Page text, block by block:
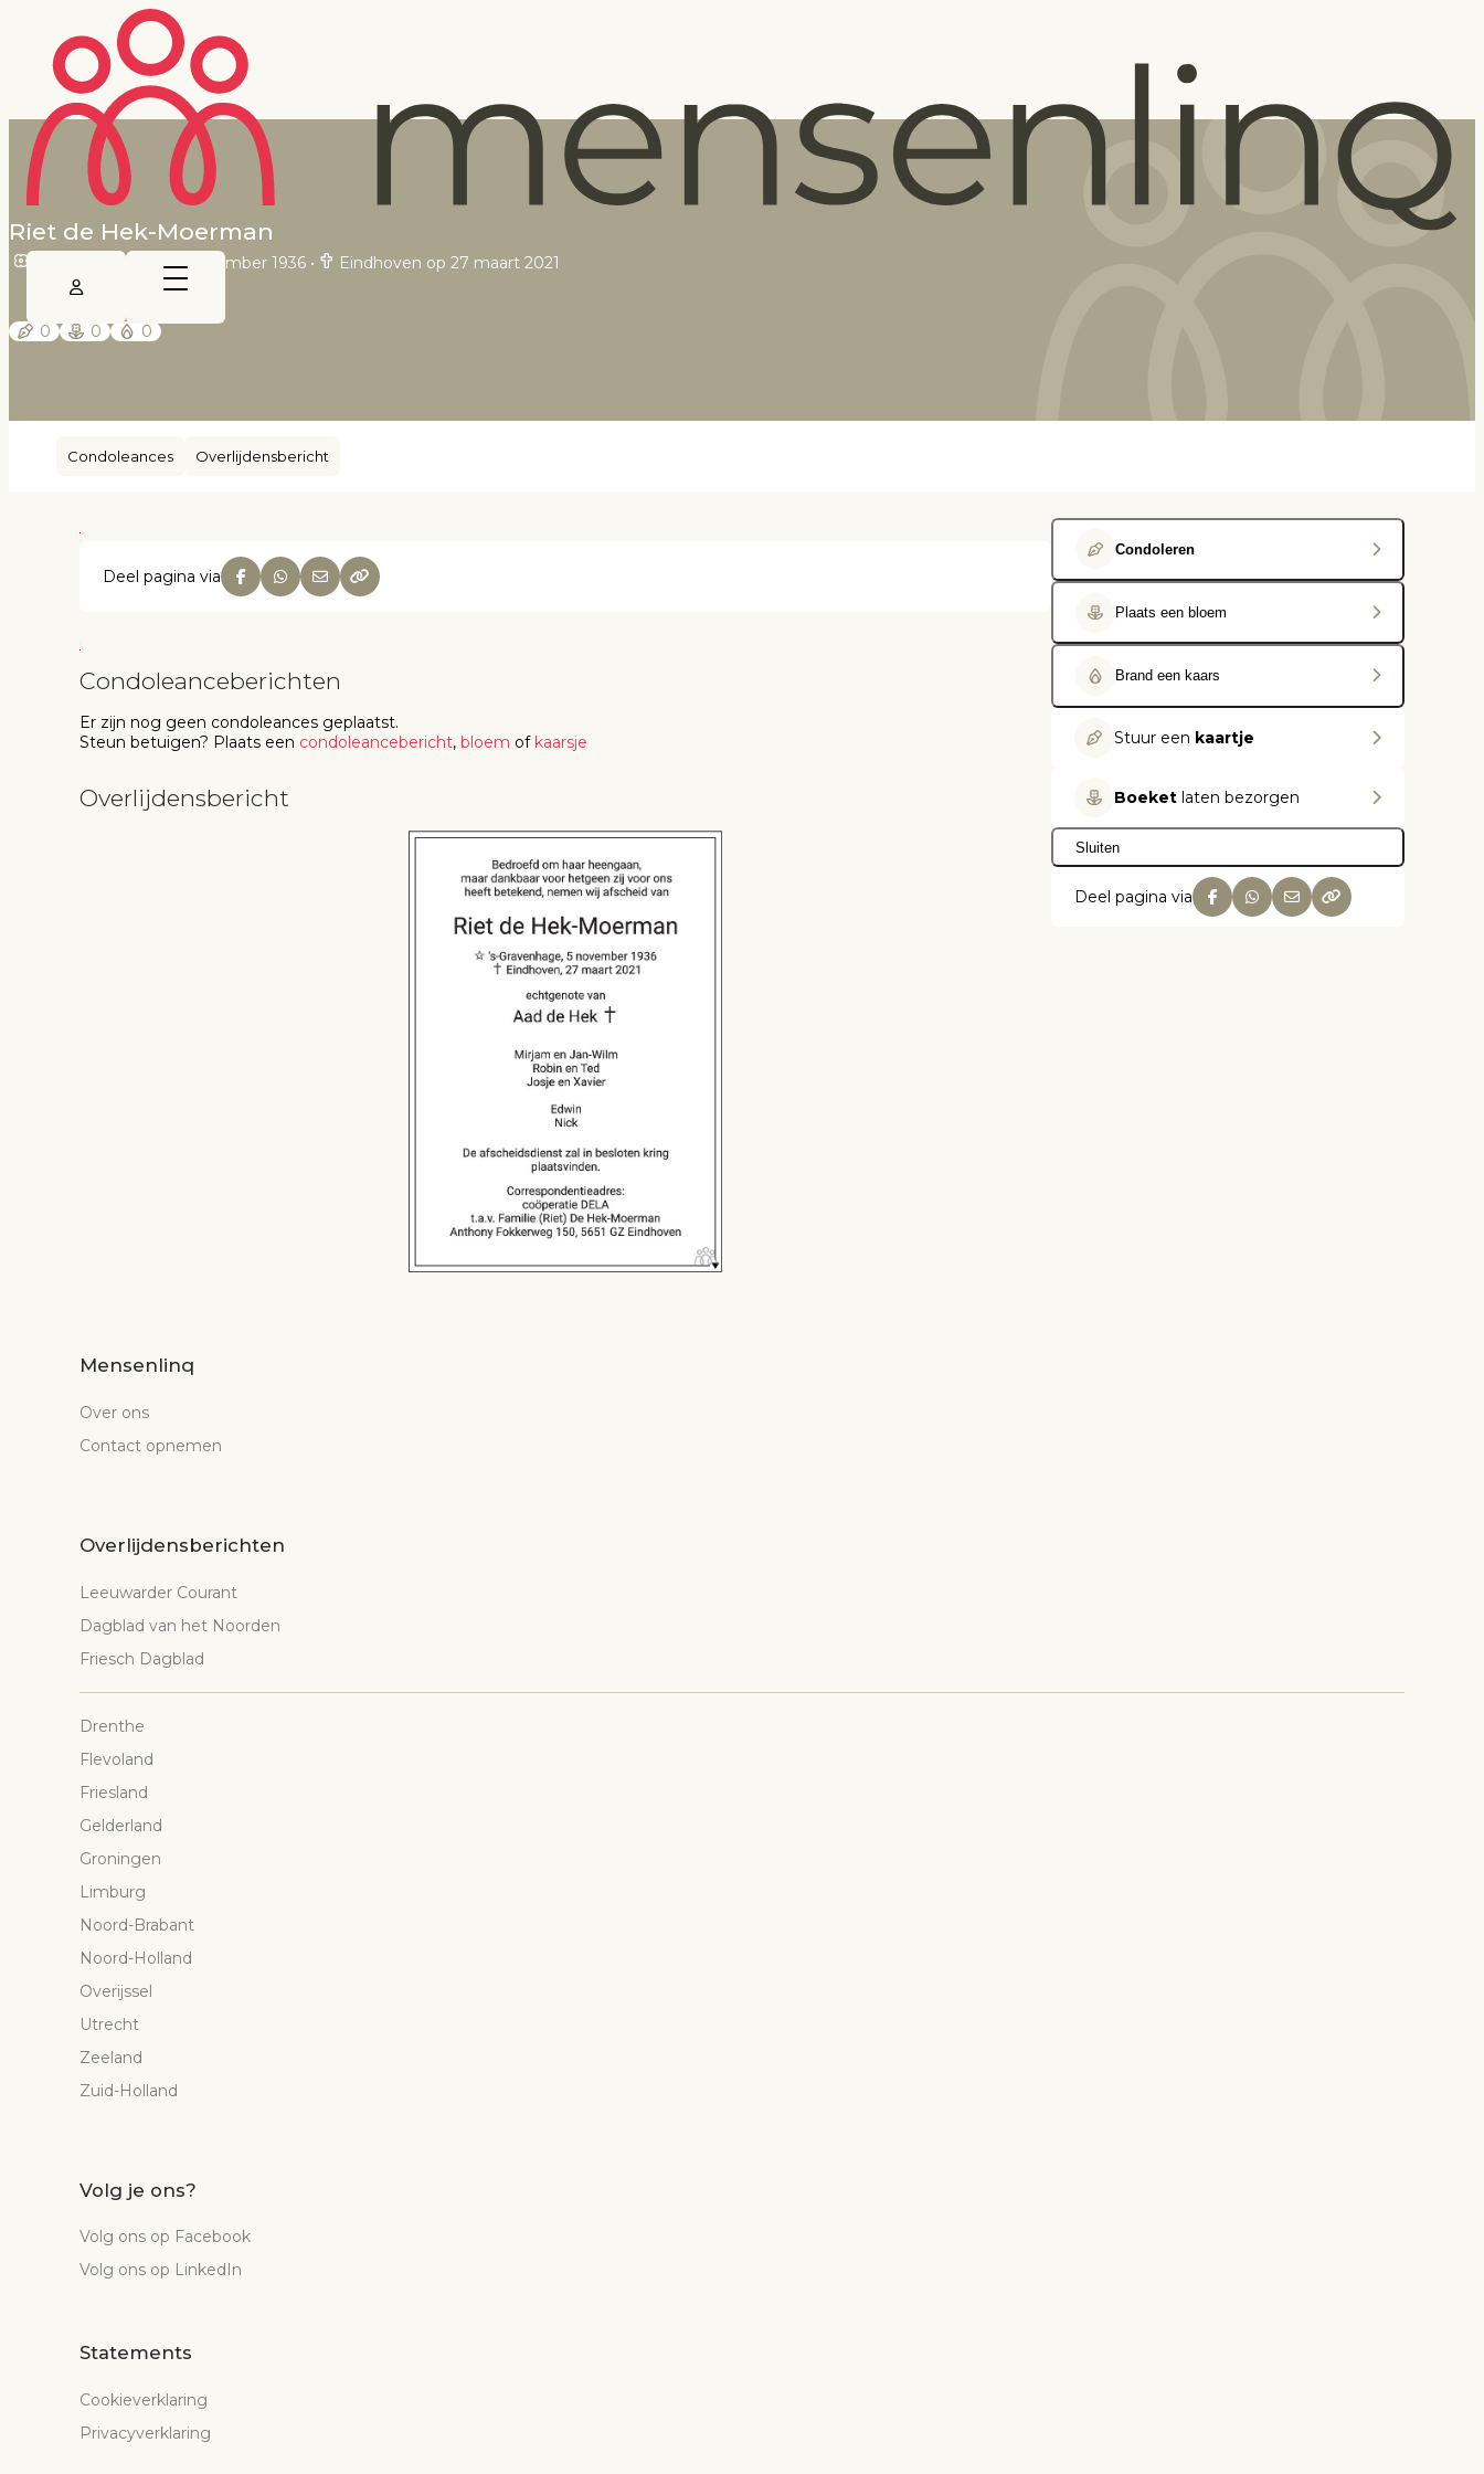
Riet de Hek-Moerman
's-Gravenhage op 4 november 1936 • Eindhoven op 27 maart 2021
0 0 0
Condoleances Overlijdensbericht
Deel pagina via
Condoleanceberichten
Er zijn nog geen condoleances geplaatst.
Steun betuigen? Plaats een condoleancebericht, bloem of kaarsje
Overlijdensbericht
Condoleren
Plaats een bloem
Brand een kaars
Stuur een kaartje
Boeket laten bezorgen
Sluiten
Deel pagina via
Mensenlinq
Over ons
Contact opnemen
Overlijdensberichten
Leeuwarder Courant
Dagblad van het Noorden
Friesch Dagblad
Drenthe
Flevoland
Friesland
Gelderland
Groningen
Limburg
Noord-Brabant
Noord-Holland
Overijssel
Utrecht
Zeeland
Zuid-Holland
Volg je ons?
Volg ons op Facebook
Volg ons op LinkedIn
Statements
Cookieverklaring
Privacyverklaring